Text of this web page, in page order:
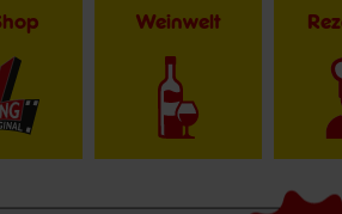
Weinwelt